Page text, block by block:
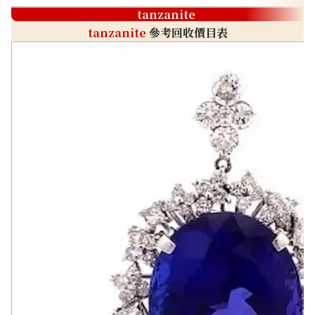
tanzanite
tanzanite 參考回收價目表